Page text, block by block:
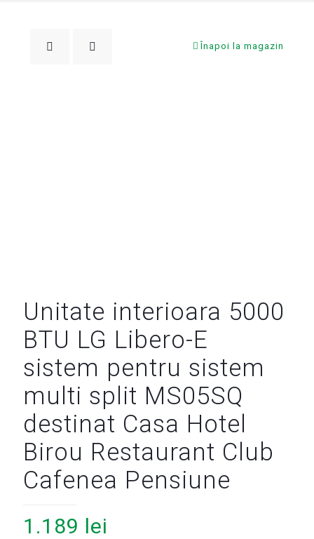
Înapoi la magazin
Unitate interioara 5000
BTU LG Libero-E
sistem pentru sistem
multi split MS05SQ
destinat Casa Hotel
Birou Restaurant Club
Cafenea Pensiune
1.189 lei